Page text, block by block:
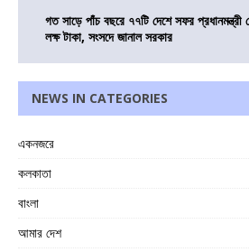
গত সাড়ে পাঁচ বছরে ৭৭টি দেশে সফর
লক্ষ টাকা, সংসদে জানাল সরকার
NEWS IN CATEGORIES
একনজরে
কলকাতা
বাংলা
আমার দেশ